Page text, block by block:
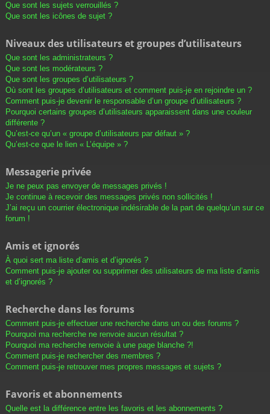
Que sont les sujets verrouillés ?
Que sont les icônes de sujet ?
Niveaux des utilisateurs et groupes d’utilisateurs
Que sont les administrateurs ?
Que sont les modérateurs ?
Que sont les groupes d’utilisateurs ?
Où sont les groupes d’utilisateurs et comment puis-je en rejoindre un ?
Comment puis-je devenir le responsable d’un groupe d’utilisateurs ?
Pourquoi certains groupes d’utilisateurs apparaissent dans une couleur
différente ?
Qu’est-ce qu’un « groupe d’utilisateurs par défaut » ?
Qu’est-ce que le lien « L’équipe » ?
Messagerie privée
Je ne peux pas envoyer de messages privés !
Je continue à recevoir des messages privés non sollicités !
J’ai reçu un courrier électronique indésirable de la part de quelqu’un sur ce
forum !
Amis et ignorés
À quoi sert ma liste d’amis et d’ignorés ?
Comment puis-je ajouter ou supprimer des utilisateurs de ma liste d’amis
et d’ignorés ?
Recherche dans les forums
Comment puis-je effectuer une recherche dans un ou des forums ?
Pourquoi ma recherche ne renvoie aucun résultat ?
Pourquoi ma recherche renvoie à une page blanche ?!
Comment puis-je rechercher des membres ?
Comment puis-je retrouver mes propres messages et sujets ?
Favoris et abonnements
Quelle est la différence entre les favoris et les abonnements ?